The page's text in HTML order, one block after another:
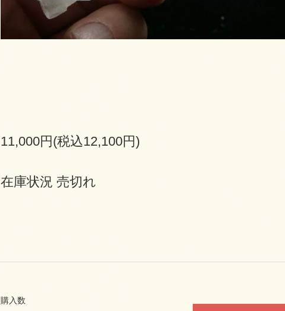
11,000円(税込12,100円)
在庫状況 売切れ
購入数